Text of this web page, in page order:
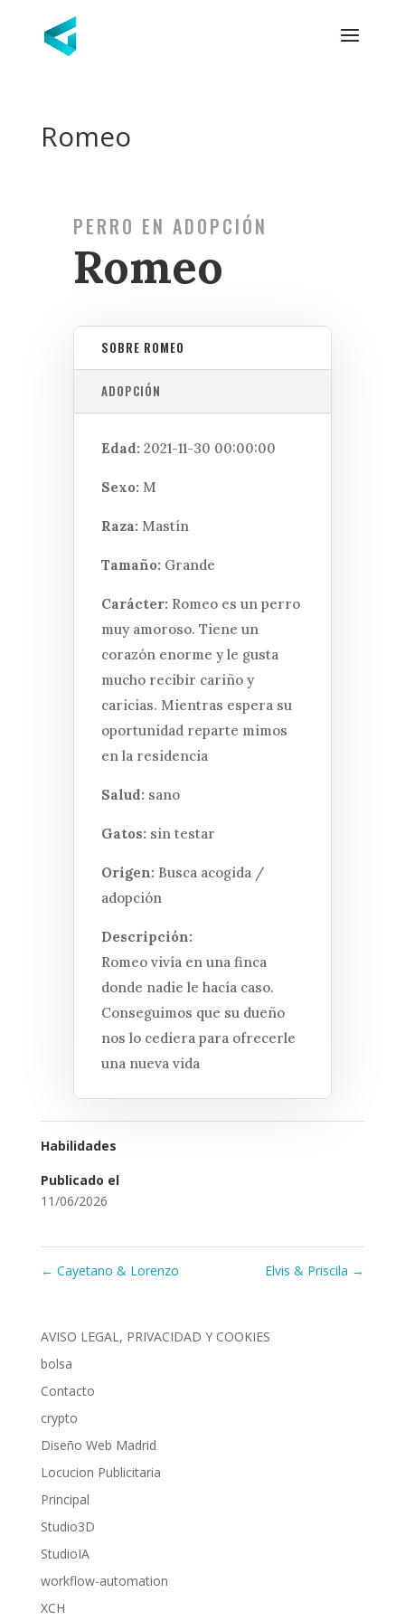
Romeo
PERRO EN ADOPCIÓN
Romeo
SOBRE ROMEO
ADOPCIÓN
Edad: 2021-11-30 00:00:00
Sexo: M
Raza: Mastín
Tamaño: Grande
Carácter: Romeo es un perro
muy amoroso. Tiene un
corazón enorme y le gusta
mucho recibir cariño y
caricias. Mientras espera su
oportunidad reparte mimos
en la residencia
Salud: sano
Gatos: sin testar
Origen: Busca acogida /
adopción
Descripción:
Romeo vivía en una finca
donde nadie le hacía caso.
Conseguimos que su dueño
nos lo cediera para ofrecerle
una nueva vida
Habilidades
Publicado el
11/06/2026
← Cayetano & Lorenzo Elvis & Priscila →
AVISO LEGAL, PRIVACIDAD Y COOKIES
bolsa
Contacto
crypto
Diseño Web Madrid
Locucion Publicitaria
Principal
Studio3D
StudioIA
workflow-automation
XCH